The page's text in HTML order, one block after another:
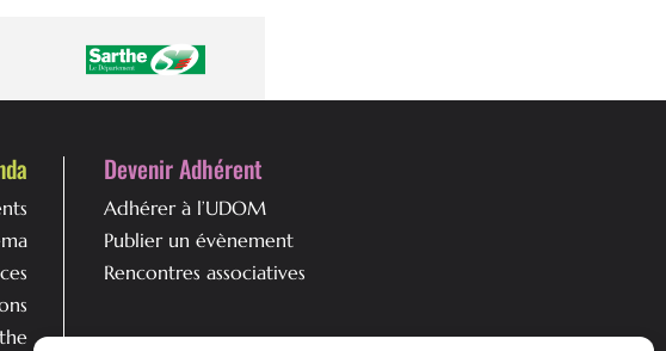
Devenir Adhérent
Adhérer à l’UDOM
Publier un évènement
Rencontres associatives